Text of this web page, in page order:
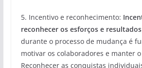
5. Incentivo e reconhecimento:
reconhecer os esforços e
durante o processo de mudança é
motivar os colaboradores e manter
Reconhecer as conquistas